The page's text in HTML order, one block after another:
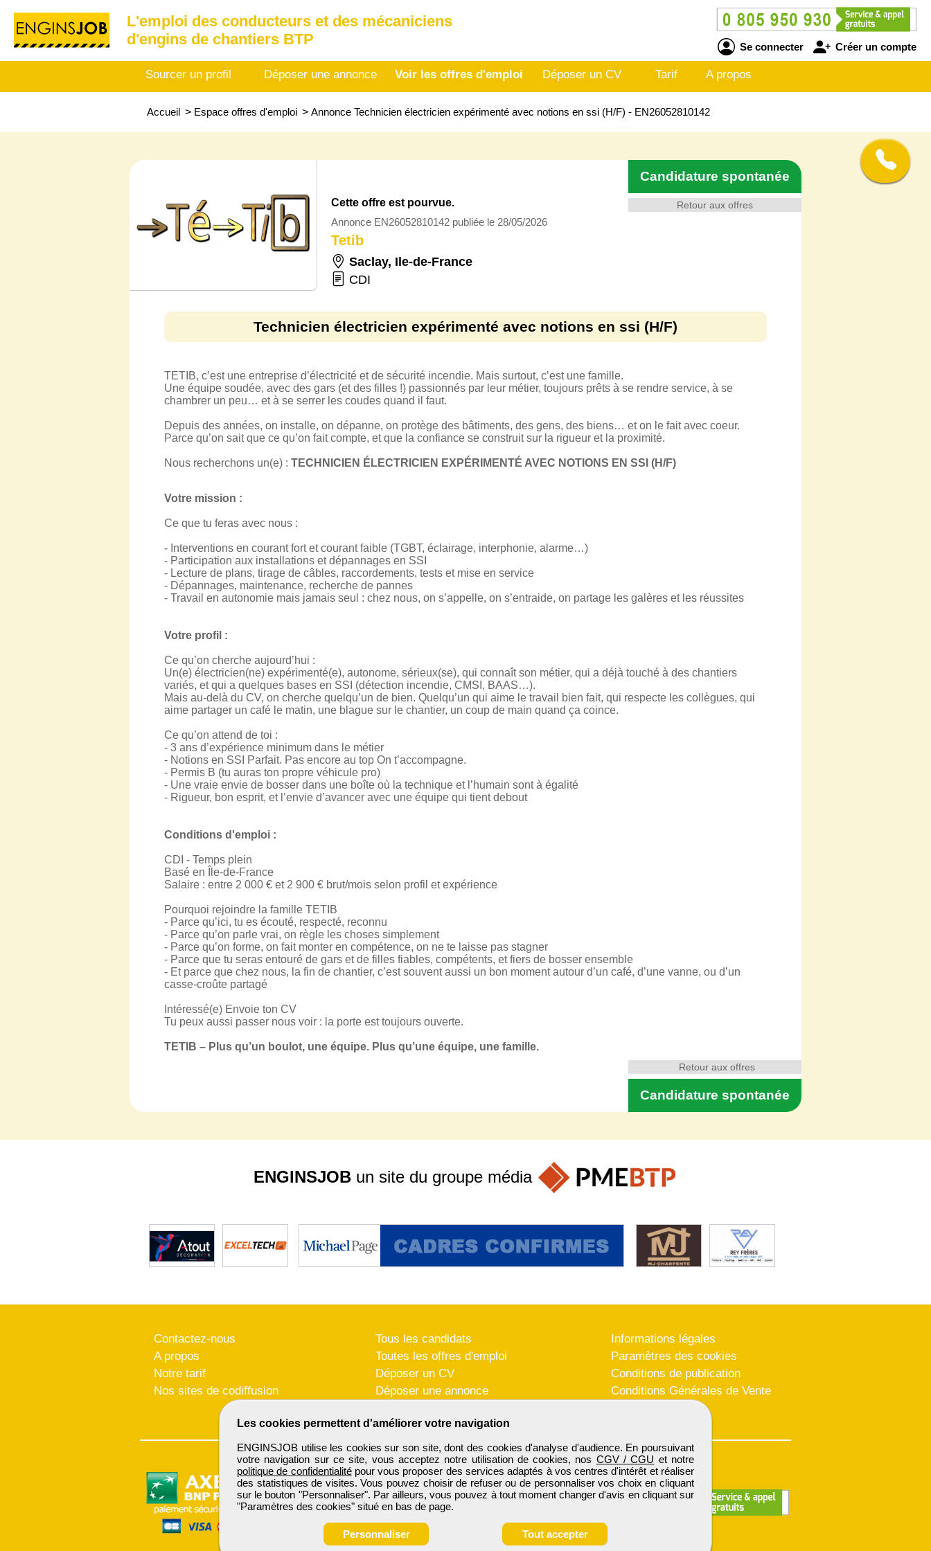
L'emploi des conducteurs et des mécaniciens
d'engins de chantiers BTP
Se connecter Créer un compte
Sourcer un profil Déposer une annonce Voir les offres d'emploi Déposer un CV Tarif A propos
Accueil > Espace offres d'emploi > Annonce Technicien électricien expérimenté avec notions en ssi (H/F) - EN26052810142
Retour aux offres
Candidature spontanée
Cette offre est pourvue.
Annonce EN26052810142 publiée le 28/05/2026
Tetib
Saclay, Ile-de-France
CDI
Technicien électricien expérimenté avec notions en ssi (H/F)
TETIB, c’est une entreprise d’électricité et de sécurité incendie. Mais surtout, c’est une famille.
Une équipe soudée, avec des gars (et des filles !) passionnés par leur métier, toujours prêts à se rendre service, à se
chambrer un peu… et à se serrer les coudes quand il faut.
Depuis des années, on installe, on dépanne, on protège des bâtiments, des gens, des biens… et on le fait avec coeur.
Parce qu’on sait que ce qu’on fait compte, et que la confiance se construit sur la rigueur et la proximité.
Nous recherchons un(e) : TECHNICIEN ÉLECTRICIEN EXPÉRIMENTÉ AVEC NOTIONS EN SSI (H/F)
Votre mission :
Ce que tu feras avec nous :
- Interventions en courant fort et courant faible (TGBT, éclairage, interphonie, alarme…)
- Participation aux installations et dépannages en SSI
- Lecture de plans, tirage de câbles, raccordements, tests et mise en service
- Dépannages, maintenance, recherche de pannes
- Travail en autonomie mais jamais seul : chez nous, on s’appelle, on s’entraide, on partage les galères et les réussites
Votre profil :
Ce qu’on cherche aujourd’hui :
Un(e) électricien(ne) expérimenté(e), autonome, sérieux(se), qui connaît son métier, qui a déjà touché à des chantiers
variés, et qui a quelques bases en SSI (détection incendie, CMSI, BAAS…).
Mais au-delà du CV, on cherche quelqu’un de bien. Quelqu’un qui aime le travail bien fait, qui respecte les collègues, qui
aime partager un café le matin, une blague sur le chantier, un coup de main quand ça coince.
Ce qu’on attend de toi :
- 3 ans d’expérience minimum dans le métier
- Notions en SSI Parfait. Pas encore au top On t’accompagne.
- Permis B (tu auras ton propre véhicule pro)
- Une vraie envie de bosser dans une boîte où la technique et l’humain sont à égalité
- Rigueur, bon esprit, et l’envie d’avancer avec une équipe qui tient debout
Conditions d'emploi :
CDI - Temps plein
Basé en Île-de-France
Salaire : entre 2 000 € et 2 900 € brut/mois selon profil et expérience
Pourquoi rejoindre la famille TETIB
- Parce qu’ici, tu es écouté, respecté, reconnu
- Parce qu’on parle vrai, on règle les choses simplement
- Parce qu’on forme, on fait monter en compétence, on ne te laisse pas stagner
- Parce que tu seras entouré de gars et de filles fiables, compétents, et fiers de bosser ensemble
- Et parce que chez nous, la fin de chantier, c’est souvent aussi un bon moment autour d’un café, d’une vanne, ou d’un
casse-croûte partagé
Intéressé(e) Envoie ton CV
Tu peux aussi passer nous voir : la porte est toujours ouverte.
TETIB – Plus qu’un boulot, une équipe. Plus qu’une équipe, une famille.
Candidature spontanée
Retour aux offres
Les cookies permettent d'améliorer votre navigation
ENGINSJOB utilise les cookies sur son site, dont des cookies d'analyse d'audience. En poursuivant
votre navigation sur ce site, vous acceptez notre utilisation de cookies, nos CGV / CGU et notre
politique de confidentialitépour vous proposer des services adaptés à vos centres d'intérêt et réaliser
des statistiques de visites. Vous pouvez choisir de refuser ou de personnaliser vos choix en cliquant
sur le bouton "Personnaliser". Par ailleurs, vous pouvez à tout moment changer d'avis en cliquant sur
"Paramètres des cookies" situé en bas de page.
Personnaliser Tout accepter
ENGINSJOB un site du groupe média
Contactez-nous
A propos
Notre tarif
Nos sites de codiffusion
Tous les candidats
Toutes les offres d'emploi
Déposer un CV
Déposer une annonce
Informations légales
Paramètres des cookies
Conditions de publication
Conditions Générales de Vente